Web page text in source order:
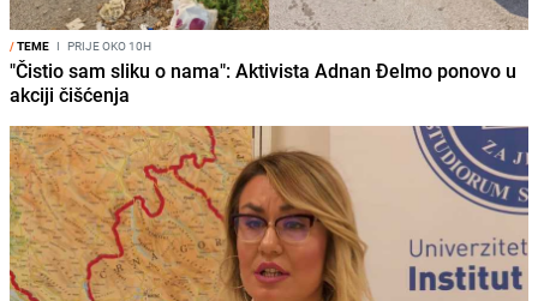
/TEME I PRIJE OKO 10H
"Čistio sam sliku o nama": Aktivista Adnan Đelmo ponovo u
akciji čišćenja